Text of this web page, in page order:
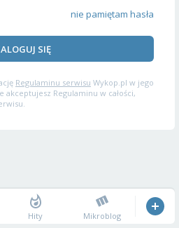
nie pamiętam hasła
SIĘ
Regulaminu serwisu Wykop.pl w jego
Regulaminu w całości,
Hity Mikroblog